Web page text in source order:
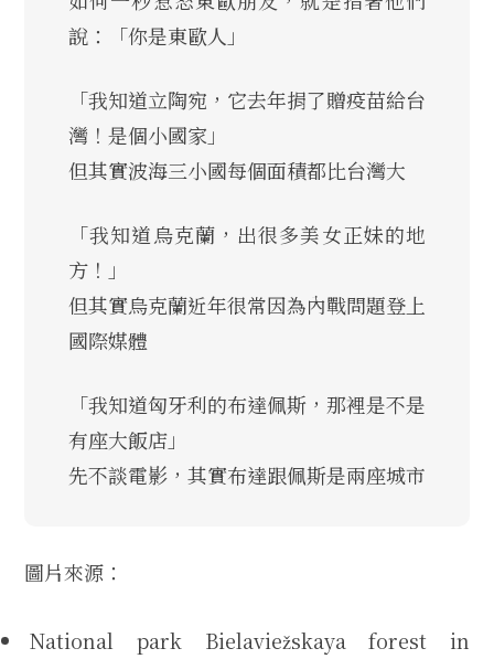
說：「你是東歐人」
「我知道立陶宛，它去年捐了贈疫苗給台
灣！是個小國家」
但其實波海三小國每個面積都比台灣大
「我知道烏克蘭，出很多美女正妹的地
方！」
但其實烏克蘭近年很常因為內戰問題登上
國際媒體
「我知道匈牙利的布達佩斯，那裡是不是
有座大飯店」
先不談電影，其實布達跟佩斯是兩座城市
圖片來源：
National park Bielaviežskaya forest in